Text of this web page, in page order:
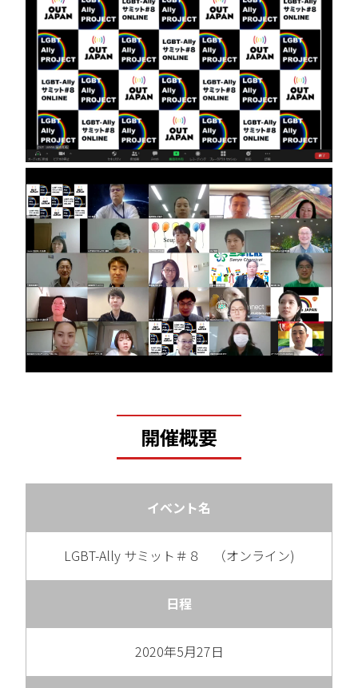
開催概要
イベント名
LGBT-Ally サミット＃８ （オンライン)
日程
2020年5月27日